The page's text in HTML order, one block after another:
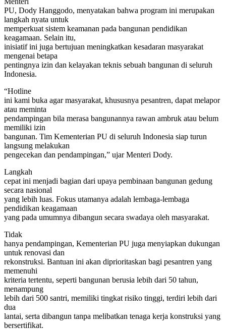
PU, Dody Hanggodo, menyatakan bahwa program ini merupakan
langkah nyata untuk
memperkuat sistem keamanan pada bangunan pendidikan
keagamaan. Selain itu,
inisiatif ini juga bertujuan meningkatkan kesadaran masyarakat
mengenai betapa
pentingnya izin dan kelayakan teknis sebuah bangunan di seluruh
Indonesia.
“Hotline
ini kami buka agar masyarakat, khususnya pesantren, dapat melapor
atau meminta
pendampingan bila merasa bangunannya rawan ambruk atau belum
memiliki izin
bangunan. Tim Kementerian PU di seluruh Indonesia siap turun
langsung melakukan
pengecekan dan pendampingan,” ujar Menteri Dody.
Langkah
cepat ini menjadi bagian dari upaya pembinaan bangunan gedung
secara nasional
yang lebih luas. Fokus utamanya adalah lembaga-lembaga
pendidikan keagamaan
yang pada umumnya dibangun secara swadaya oleh masyarakat.
Tidak
hanya pendampingan, Kementerian PU juga menyiapkan dukungan
untuk renovasi dan
rekonstruksi. Bantuan ini akan diprioritaskan bagi pesantren yang
memenuhi
kriteria tertentu, seperti bangunan berusia lebih dari 50 tahun,
menampung
lebih dari 500 santri, memiliki tingkat risiko tinggi, terdiri lebih dari
dua
lantai, serta dibangun tanpa melibatkan tenaga kerja konstruksi yang
bersertifikat.